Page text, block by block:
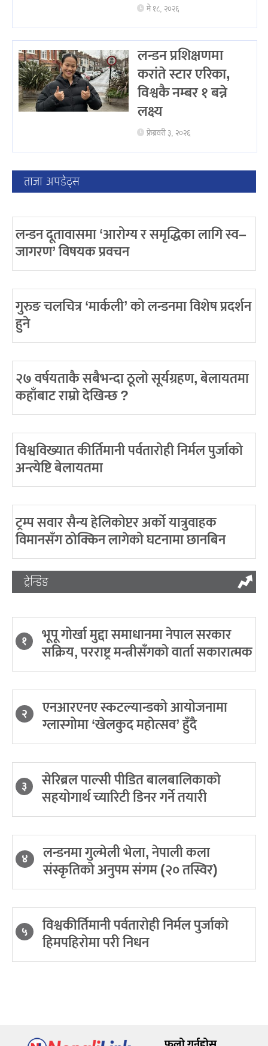
मे १८, २०२६
लन्डन प्रशिक्षणमा
करांते स्टार एरिका,
विश्वकै नम्बर १ बन्ने
लक्ष्य
फ्रेब्रवरी ३, २०२६
ताजा अपडेट्स
लन्डन दूतावासमा ‘आरोग्य र समृद्धिका लागि स्व–
जागरण’ विषयक प्रवचन
गुरुङ चलचित्र ‘मार्कली’ को लन्डनमा विशेष प्रदर्शन
हुने
२७ वर्षयताकै सबैभन्दा ठूलो सूर्यग्रहण, बेलायतमा
कहाँबाट राम्रो देखिन्छ ?
विश्वविख्यात कीर्तिमानी पर्वतारोही निर्मल पुर्जाको
अन्त्येष्टि बेलायतमा
ट्रम्प सवार सैन्य हेलिकोप्टर अर्को यात्रुवाहक
विमानसँग ठोक्किन लागेको घटनामा छानबिन
ट्रेन्डिङ
१ भूपू गोर्खा मुद्दा समाधानमा नेपाल सरकार
सक्रिय, परराष्ट्र मन्त्रीसँगको वार्ता सकारात्मक
२ एनआरएनए स्कटल्यान्डको आयोजनामा
ग्लास्गोमा ‘खेलकुद महोत्सव’ हुँदै
३ सेरिब्रल पाल्सी पीडित बालबालिकाको
सहयोगार्थ च्यारिटी डिनर गर्ने तयारी
४ लन्डनमा गुल्मेली भेला, नेपाली कला
संस्कृतिको अनुपम संगम (२० तस्विर)
५ विश्वकीर्तिमानी पर्वतारोही निर्मल पुर्जाको
हिमपहिरोमा परी निधन